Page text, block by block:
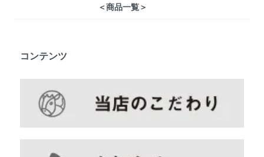
＜商品一覧＞
コンテンツ